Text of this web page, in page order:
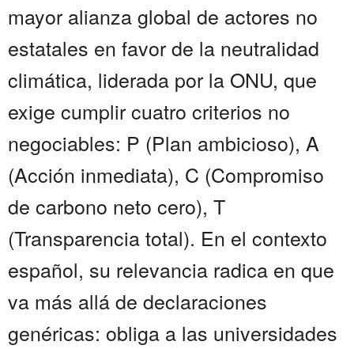
mayor alianza global de actores no
estatales en favor de la neutralidad
climática, liderada por la ONU, que
exige cumplir cuatro criterios no
negociables: P (Plan ambicioso), A
(Acción inmediata), C (Compromiso
de carbono neto cero), T
(Transparencia total). En el contexto
español, su relevancia radica en que
va más allá de declaraciones
genéricas: obliga a las universidades